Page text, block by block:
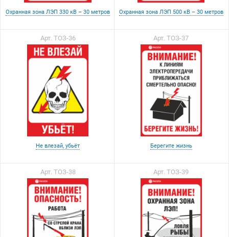
Охранная зона ЛЭП 330 кВ – 30 метров Охранная зона ЛЭП 500 кВ – 30 метров
Арт. ТОЗ-36
Не влезай, убьёт
Арт. ТОЗ-37
Берегите жизнь
Арт. ТОЗ-38 Арт. ТОЗ-39